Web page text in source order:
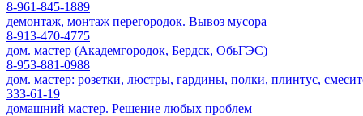
8-961-845-1889
демонтаж, монтаж перегородок. Вывоз мусора
8-913-470-4775
дом. мастер (Академгородок, Бердск, ОбьГЭС)
8-953-881-0988
дом. мастер: розетки, люстры, гардины, полки, плинтус,
333-61-19
домашний мастер. Решение любых проблем